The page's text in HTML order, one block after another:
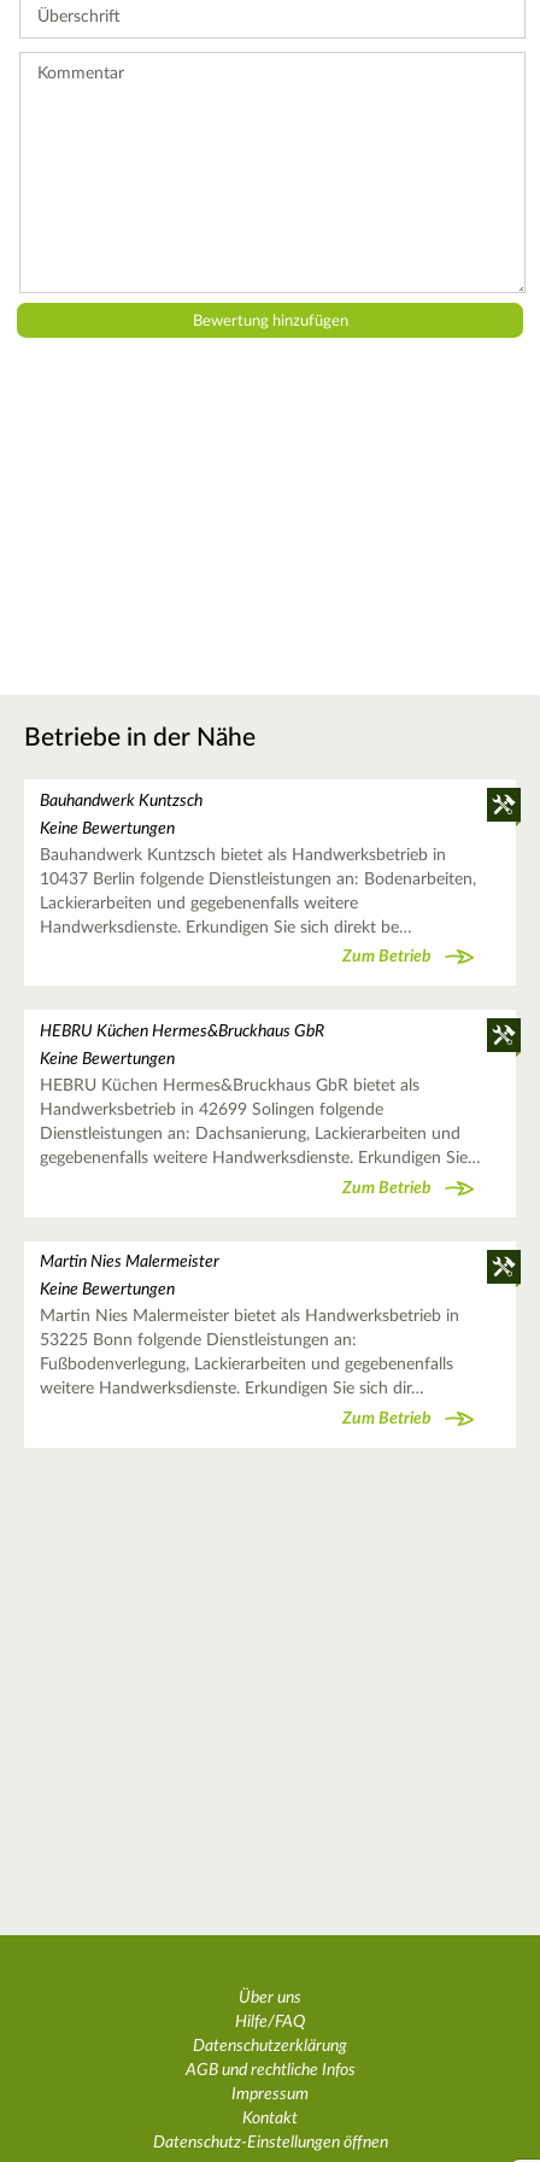
eine
Betriebe in der Nähe
Bauhandwerk Kuntzsch
Keine Bewertungen
Bauhandwerk Kuntzsch bietet als Handwerksbetrieb in
10437 Berlin folgende Dienstleistungen an: Bodenarbeiten,
Lackierarbeiten und gegebenenfalls weitere
Handwerksdienste. Erkundigen Sie sich direkt be…
Zum Betrieb
HEBRU Küchen Hermes&Bruckhaus GbR
Keine Bewertungen
HEBRU Küchen Hermes&Bruckhaus GbR bietet als
Handwerksbetrieb in 42699 Solingen folgende
Dienstleistungen an: Dachsanierung, Lackierarbeiten und
gegebenenfalls weitere Handwerksdienste. Erkundigen Sie…
Zum Betrieb
Martin Nies Malermeister
Keine Bewertungen
Martin Nies Malermeister bietet als Handwerksbetrieb in
53225 Bonn folgende Dienstleistungen an:
Fußbodenverlegung, Lackierarbeiten und gegebenenfalls
weitere Handwerksdienste. Erkundigen Sie sich dir…
Zum Betrieb
Über uns
Hilfe/FAQ
Datenschutzerklärung
AGB und rechtliche Infos
Impressum
Kontakt
Datenschutz-Einstellungen öffnen